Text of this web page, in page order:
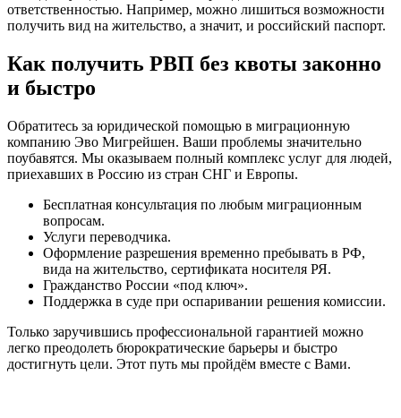
ответственностью. Например, можно лишиться возможности
получить вид на жительство, а значит, и российский паспорт.
Как получить РВП без квоты законно
и быстро
Обратитесь за юридической помощью в миграционную
компанию Эво Мигрейшен. Ваши проблемы значительно
поубавятся. Мы оказываем полный комплекс услуг для людей,
приехавших в Россию из стран СНГ и Европы.
Бесплатная консультация по любым миграционным
вопросам.
Услуги переводчика.
Оформление разрешения временно пребывать в РФ,
вида на жительство, сертификата носителя РЯ.
Гражданство России «под ключ».
Поддержка в суде при оспаривании решения комиссии.
Только заручившись профессиональной гарантией можно
легко преодолеть бюрократические барьеры и быстро
достигнуть цели. Этот путь мы пройдём вместе с Вами.